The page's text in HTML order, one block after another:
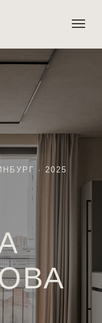
· 2025